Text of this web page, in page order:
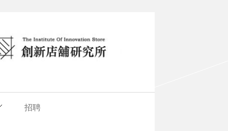
招聘